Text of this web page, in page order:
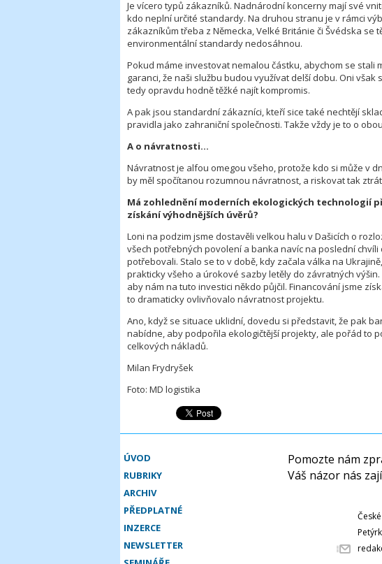
Je vícero typů zákazníků. Nadnárodní koncerny mají své
kdo neplní určité standardy. Na druhou stranu je v rámci
zákazníkům třeba z Německa, Velké Británie či Švédska se
environmentální standardy nedosáhnou.
Pokud máme investovat nemalou částku, abychom se stali
garanci, že naši službu budou využívat delší dobu. Oni však
tedy opravdu hodně těžké najít kompromis.
A pak jsou standardní zákazníci, kteří sice také nechtějí
pravidla jako zahraniční společnosti. Takže vždy je to o
A o návratnosti…
Návratnost je alfou omegou všeho, protože kdo si může v
by měl spočítanou rozumnou návratnost, a riskovat tak
Má zohlednění moderních ekologických technologií
získání výhodnějších úvěrů?
Loni na podzim jsme dostavěli velkou halu v Dašicích o
všech potřebných povolení a banka navíc na poslední
potřebovali. Stalo se to v době, kdy začala válka na
prakticky všeho a úrokové sazby letěly do závratných
aby nám na tuto investici někdo půjčil. Financování jsme
to dramaticky ovlivňovalo návratnost projektu.
Ano, když se situace uklidní, dovedu si představit, že pak
nabídne, aby podpořila ekologičtější projekty, ale pořád to
celkových nákladů.
Milan Frydryšek
Foto: MD logistika
ÚVOD
RUBRIKY
ARCHIV
PŘEDPLATNÉ
INZERCE
NEWSLETTER
Pomozte nám
Váš názor nás